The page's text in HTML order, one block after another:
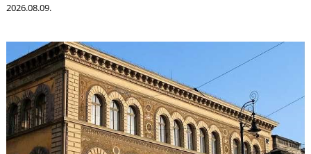
2026.08.09.